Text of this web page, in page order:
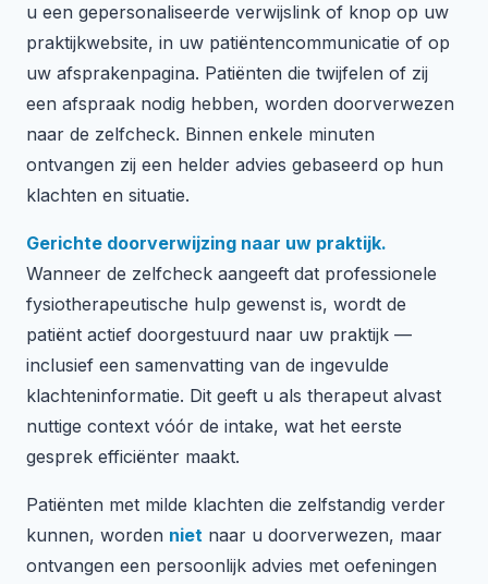
u een gepersonaliseerde verwijslink of knop op uw
praktijkwebsite, in uw patiëntencommunicatie of op
uw afsprakenpagina. Patiënten die twijfelen of zij
een afspraak nodig hebben, worden doorverwezen
naar de zelfcheck. Binnen enkele minuten
ontvangen zij een helder advies gebaseerd op hun
klachten en situatie.
Gerichte doorverwijzing naar uw praktijk.
Wanneer de zelfcheck aangeeft dat professionele
fysiotherapeutische hulp gewenst is, wordt de
patiënt actief doorgestuurd naar uw praktijk —
inclusief een samenvatting van de ingevulde
klachteninformatie. Dit geeft u als therapeut alvast
nuttige context vóór de intake, wat het eerste
gesprek efficiënter maakt.
Patiënten met milde klachten die zelfstandig verder
kunnen, worden niet naar u doorverwezen, maar
ontvangen een persoonlijk advies met oefeningen